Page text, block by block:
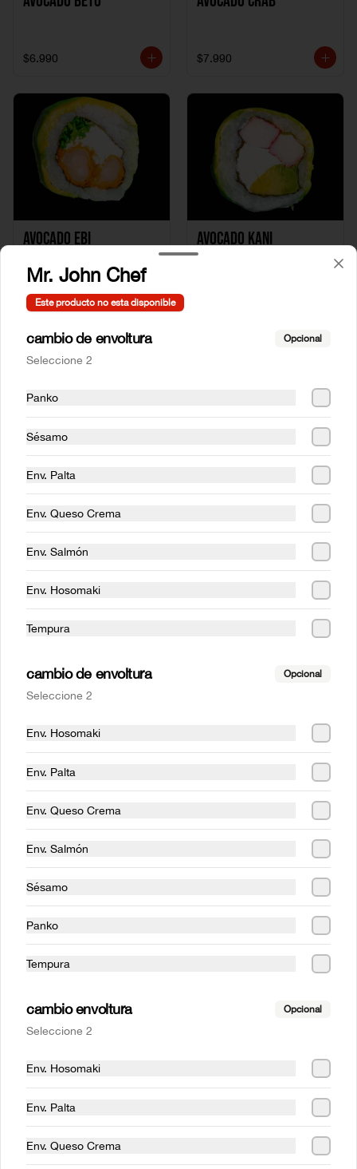
$6.990 $7.990
Avocado Ebi
$6.490
Avocado Kani
Avocado Sake
$6.290 $8.990
$6.590
$6.290
SALMON
Mr. John Chef
Este producto no esta disponible
cambio de envoltura Opcional
Seleccione 2
Panko
Sésamo
Env. Palta
Env. Queso Crema
Env. Salmón
Env. Hosomaki
Tempura
cambio de envoltura Opcional
Seleccione 2
Env. Hosomaki
Env. Palta
Env. Queso Crema
Env. Salmón
Sésamo
Panko
Tempura
cambio envoltura Opcional
Seleccione 2
Env. Hosomaki
Env. Palta
Env. Queso Crema